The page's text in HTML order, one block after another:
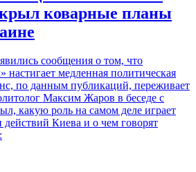
коварные планы
сообщения о том, что
медленная политическая
по данным публикаций, переживает
Максим Жаров в беседе с
какую роль на самом деле играет
Киева и о чем говорят